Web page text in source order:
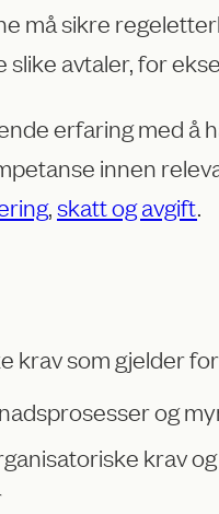
må sikre
slike avtaler, for
erfaring med å
innen
,skatt og avgift.
krav som gjelder
og
krav